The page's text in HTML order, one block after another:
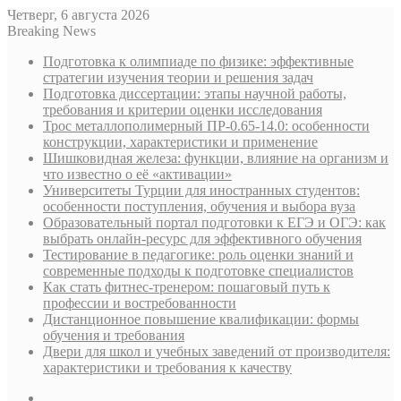
Четверг, 6 августа 2026
Breaking News
Подготовка к олимпиаде по физике: эффективные
стратегии изучения теории и решения задач
Подготовка диссертации: этапы научной работы,
требования и критерии оценки исследования
Трос металлополимерный ПР-0.65-14.0: особенности
конструкции, характеристики и применение
Шишковидная железа: функции, влияние на организм и
что известно о её «активации»
Университеты Турции для иностранных студентов:
особенности поступления, обучения и выбора вуза
Образовательный портал подготовки к ЕГЭ и ОГЭ: как
выбрать онлайн-ресурс для эффективного обучения
Тестирование в педагогике: роль оценки знаний и
современные подходы к подготовке специалистов
Как стать фитнес-тренером: пошаговый путь к
профессии и востребованности
Дистанционное повышение квалификации: формы
обучения и требования
Двери для школ и учебных заведений от производителя:
характеристики и требования к качеству